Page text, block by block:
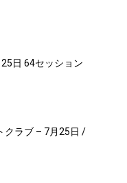
日 64セッション
クラブ – 7月25日 /